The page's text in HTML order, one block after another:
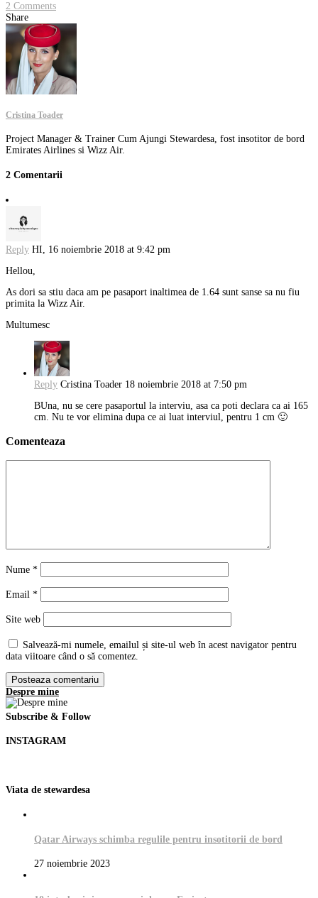
2 Comments
Share
Cristina Toader
Project Manager & Trainer Cum Ajungi Stewardesa, fost insotitor de bord
Emirates Airlines si Wizz Air.
2 Comentarii
Reply HI,
16 noiembrie 2018 at 9:42 pm
Hellou,
As dori sa stiu daca am pe pasaport inaltimea de 1.64 sunt sanse sa nu fiu
primita la Wizz Air.
Multumesc
Reply Cristina Toader 18 noiembrie 2018 at 7:50 pm
BUna, nu se cere pasaportul la interviu, asa ca poti declara ca ai 165
cm. Nu te vor elimina dupa ce ai luat interviul, pentru 1 cm 🙂
Comenteaza
Nume *
Email *
Site web
Salvează-mi numele, emailul și site-ul web în acest navigator pentru
data viitoare când o să comentez.
Despre mine
Subscribe & Follow
INSTAGRAM
Viata de stewardesa
Qatar Airways schimba regulile pentru insotitorii de bord
27 noiembrie 2023